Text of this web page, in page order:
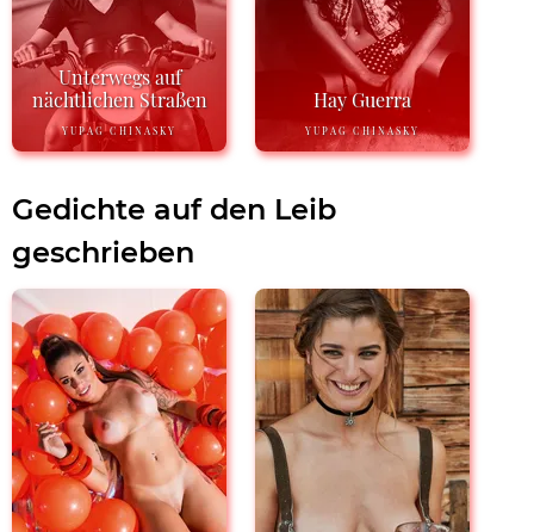
Unterwegs auf
nächtlichen Straßen
YUPAG CHINASKY
Hay Guerra
YUPAG CHINASKY
Gedichte auf den Leib
geschrieben